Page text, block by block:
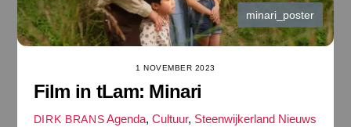
minari_poster
1 NOVEMBER 2023
Film in tLam: Minari
DIRK BRANS Agenda,Cultuur, Steenwijkerland Nieuws